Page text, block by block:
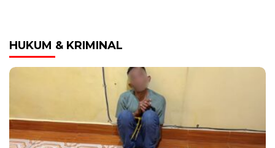
HUKUM & KRIMINAL